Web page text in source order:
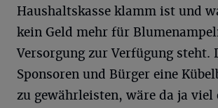
Haushaltskasse klamm ist und
kein Geld mehr für
Versorgung zur Verfügung steht.
Sponsoren und Bürger eine
zu gewährleisten, wäre da ja viel